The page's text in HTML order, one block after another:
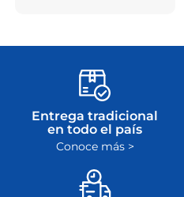
Entrega tradicional
en todo el país
Conoce más >